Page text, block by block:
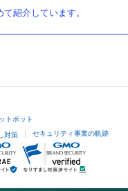
紹介しています。
トボット
対策 セキュリティ事業の軌跡